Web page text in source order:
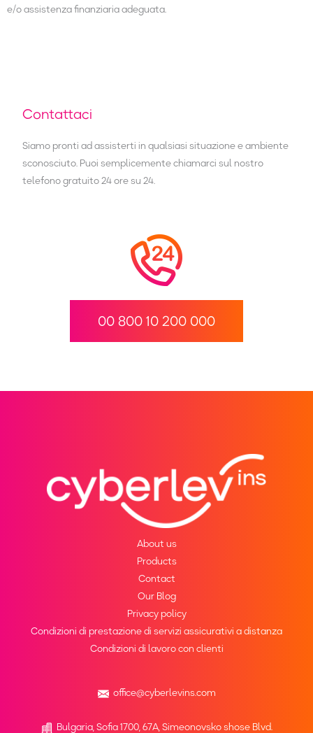
e/o assistenza finanziaria adeguata.
Contattaci
Siamo pronti ad assisterti in qualsiasi situazione e ambiente
sconosciuto. Puoi semplicemente chiamarci sul nostro
telefono gratuito 24 ore su 24.
00 800 10 200 000
About us
Products
Contact
Our Blog
Privacy policy
Condizioni di prestazione di servizi assicurativi a distanza
Condizioni di lavoro con clienti
office@cyberlevins.com
Bulgaria, Sofia 1700, 67A, Simeonovsko shose Blvd.